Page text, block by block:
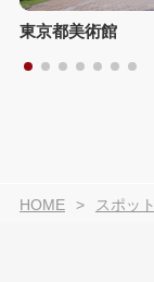
東京都美術館
HOME スポット